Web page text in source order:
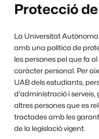
Protecció
La Universitat
amb una política de
les persones pel que fa
caràcter personal. Per
UAB dels estudiants,
d'administració i serveis,
altres persones que es
tractades amb les
de la legislació vigent.